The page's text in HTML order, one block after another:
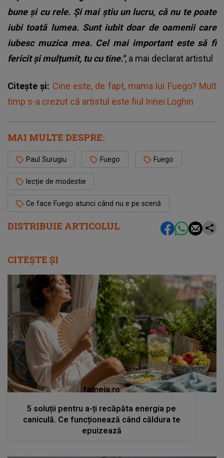
DISTRIBUIE ARTICOLUL
bune și cu rele. Și mai știu un lucru, că nu te poate
iubi toată lumea. Sunt iubit doar de oamenii care
iubesc muzica mea. Cel mai important este să fi
fericit și mulțumit, tu cu tine.", a mai declarat artistul
Citește și: Cine este, de fapt, mama lui Fuego? Mult
timp s-a crezut că artistul este fiul Irinei Loghin
MAI MULTE DESPRE:
Paul Surugiu Fuego Fuego
lecție de modestie
Ce face Fuego atunci când nu e pe scenă
CITEȘTE ȘI
femeia.ro
5 soluții pentru a-ți recăpăta energia pe
caniculă. Ce funcționează când căldura te
epuizează